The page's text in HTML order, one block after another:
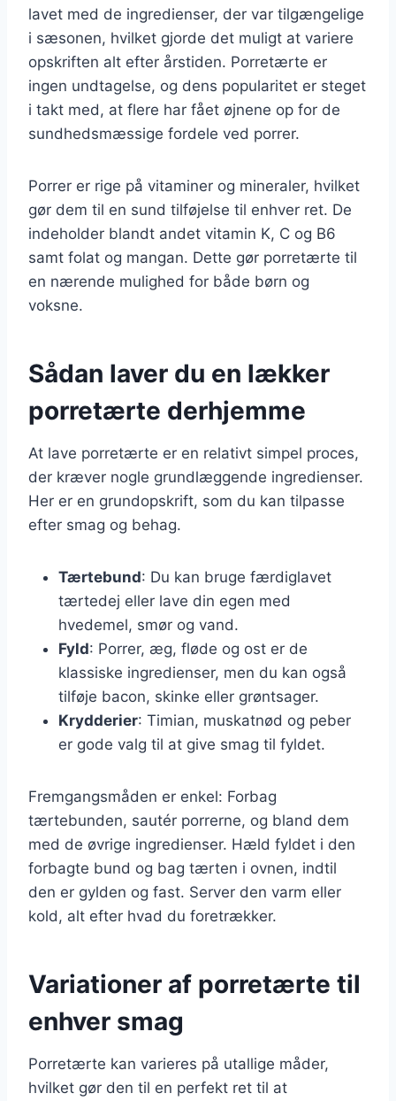
lavet med de ingredienser, der var tilgængelige
i sæsonen, hvilket gjorde det muligt at variere
opskriften alt efter årstiden. Porretærte er
ingen undtagelse, og dens popularitet er steget
i takt med, at flere har fået øjnene op for de
sundhedsmæssige fordele ved porrer.
Porrer er rige på vitaminer og mineraler, hvilket
gør dem til en sund tilføjelse til enhver ret. De
indeholder blandt andet vitamin K, C og B6
samt folat og mangan. Dette gør porretærte til
en nærende mulighed for både børn og
voksne.
Sådan laver du en lækker
porretærte derhjemme
At lave porretærte er en relativt simpel proces,
der kræver nogle grundlæggende ingredienser.
Her er en grundopskrift, som du kan tilpasse
efter smag og behag.
Tærtebund: Du kan bruge færdiglavet
tærtedej eller lave din egen med
hvedemel, smør og vand.
Fyld: Porrer, æg, fløde og ost er de
klassiske ingredienser, men du kan også
tilføje bacon, skinke eller grøntsager.
Krydderier: Timian, muskatnød og peber
er gode valg til at give smag til fyldet.
Fremgangsmåden er enkel: Forbag
tærtebunden, sautér porrerne, og bland dem
med de øvrige ingredienser. Hæld fyldet i den
forbagte bund og bag tærten i ovnen, indtil
den er gylden og fast. Server den varm eller
kold, alt efter hvad du foretrækker.
Variationer af porretærte til
enhver smag
Porretærte kan varieres på utallige måder,
hvilket gør den til en perfekt ret til at